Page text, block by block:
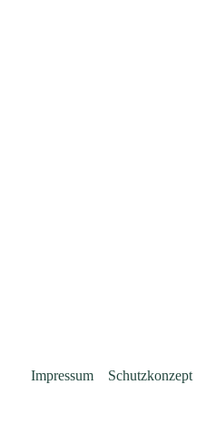
Impressum Schutzkonzept